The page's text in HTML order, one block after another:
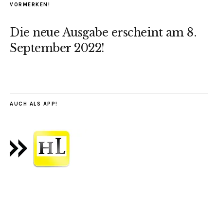
VORMERKEN!
Die neue Ausgabe erscheint am 8.
September 2022!
AUCH ALS APP!